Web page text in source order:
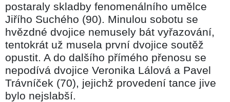
postaraly skladby fenomenálního umělce
Jiřího Suchého (90). Minulou sobotu se
hvězdné dvojice nemusely bát vyřazování,
tentokrát už musela první dvojice soutěž
opustit. A do dalšího přímého přenosu se
nepodívá dvojice Veronika Lálová a Pavel
Trávníček (70), jejichž provedení tance jive
bylo nejslabší.